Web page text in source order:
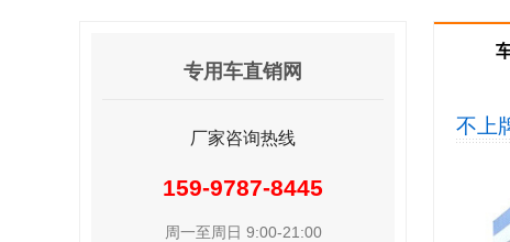
不上
专用车直销网
厂家咨询热线
159-9787-8445
周一至周日 9:00-21:00